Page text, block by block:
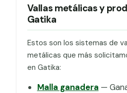
Vallas metálicas y
Gatika
Estos son los sistemas de
metálicas que más
en Gatika:
Malla ganadera —